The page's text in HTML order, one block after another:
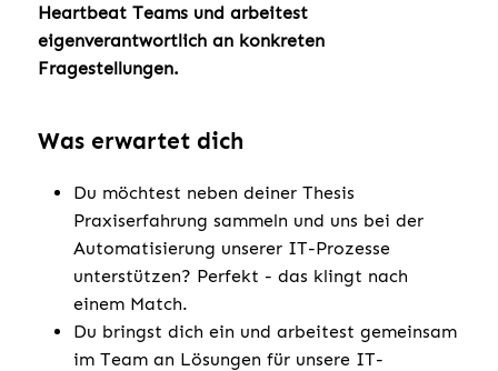
Heartbeat Teams und arbeitest
eigenverantwortlich an konkreten
Fragestellungen.
Was erwartet dich
Du möchtest neben deiner Thesis
Praxiserfahrung sammeln und uns bei der
Automatisierung unserer IT-Prozesse
unterstützen? Perfekt - das klingt nach
einem Match.
Du bringst dich ein und arbeitest gemeinsam
im Team an Lösungen für unsere IT-